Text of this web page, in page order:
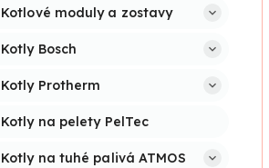
Kotlové moduly a zostavy
Kotly Bosch
Kotly Protherm
Kotly na pelety PelTec
Kotly na tuhé palivá ATMOS